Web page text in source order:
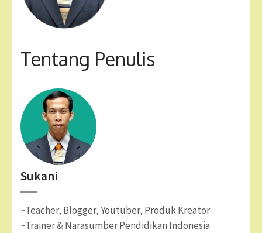
Tentang Penulis
Sukani
~Teacher, Blogger, Youtuber, Produk Kreator
~Trainer & Narasumber Pendidikan Indonesia